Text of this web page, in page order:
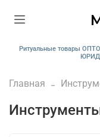
Ритуальные товары
Главная